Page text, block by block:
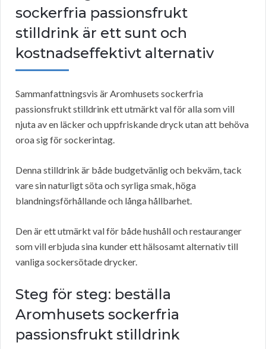
sockerfria passionsfrukt
stilldrink är ett sunt och
kostnadseffektivt alternativ
Sammanfattningsvis är Aromhusets sockerfria
passionsfrukt stilldrink ett utmärkt val för alla som vill
njuta av en läcker och uppfriskande dryck utan att behöva
oroa sig för sockerintag.
Denna stilldrink är både budgetvänlig och bekväm, tack
vare sin naturligt söta och syrliga smak, höga
blandningsförhållande och långa hållbarhet.
Den är ett utmärkt val för både hushåll och restauranger
som vill erbjuda sina kunder ett hälsosamt alternativ till
vanliga sockersötade drycker.
Steg för steg: beställa
Aromhusets sockerfria
passionsfrukt stilldrink